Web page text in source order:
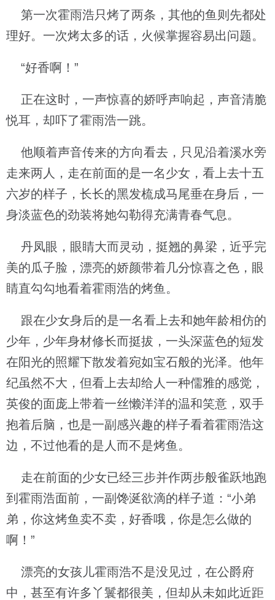
第一次霍雨浩只烤了两条，其他的鱼则先都处
理好。一次烤太多的话，火候掌握容易出问题。
“好香啊！”
正在这时，一声惊喜的娇呼声响起，声音清脆
悦耳，却吓了霍雨浩一跳。
他顺着声音传来的方向看去，只见沿着溪水旁
走来两人，走在前面的是一名少女，看上去十五
六岁的样子，长长的黑发梳成马尾垂在身后，一
身淡蓝色的劲装将她勾勒得充满青春气息。
丹凤眼，眼睛大而灵动，挺翘的鼻梁，近乎完
美的瓜子脸，漂亮的娇颜带着几分惊喜之色，眼
睛直勾勾地看着霍雨浩的烤鱼。
跟在少女身后的是一名看上去和她年龄相仿的
少年，少年身材修长而挺拔，一头深蓝色的短发
在阳光的照耀下散发着宛如宝石般的光泽。他年
纪虽然不大，但看上去却给人一种儒雅的感觉，
英俊的面庞上带着一丝懒洋洋的温和笑意，双手
抱着后脑，也是一副感兴趣的样子看着霍雨浩这
边，不过他看的是人而不是烤鱼。
走在前面的少女已经三步并作两步般雀跃地跑
到霍雨浩面前，一副馋涎欲滴的样子道：“小弟
弟，你这烤鱼卖不卖，好香哦，你是怎么做的
啊！”
漂亮的女孩儿霍雨浩不是没见过，在公爵府
中，甚至有许多丫鬟都很美，但却从未如此近距